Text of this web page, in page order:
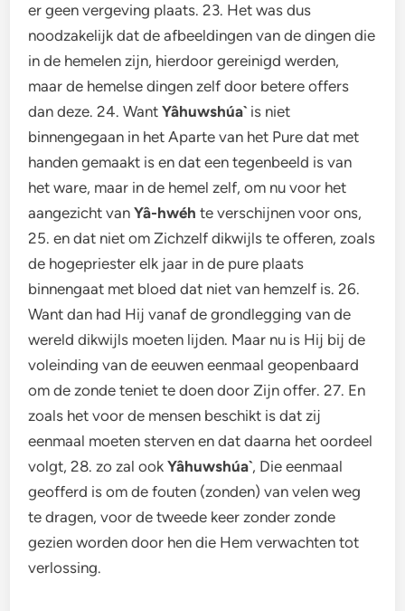
er geen vergeving plaats. 23. Het was dus
noodzakelijk dat de afbeeldingen van de dingen die
in de hemelen zijn, hierdoor gereinigd werden,
maar de hemelse dingen zelf door betere offers
dan deze. 24. WantYâhuwshúa`is niet
binnengegaan in het Aparte van het Pure dat met
handen gemaakt is en dat een tegenbeeld is van
het ware, maar in de hemel zelf, om nu voor het
aangezicht vanYâ-hwéh te verschijnen voor ons,
25. en dat niet om Zichzelf dikwijls te offeren, zoals
de hogepriester elk jaar in de pure plaats
binnengaat met bloed dat niet van hemzelf is. 26.
Want dan had Hij vanaf de grondlegging van de
wereld dikwijls moeten lijden. Maar nu is Hij bij de
voleinding van de eeuwen eenmaal geopenbaard
om de zonde teniet te doen door Zijn offer. 27. En
zoals het voor de mensen beschikt is dat zij
eenmaal moeten sterven en dat daarna het oordeel
volgt, 28. zo zal ookYâhuwshúa`, Die eenmaal
geofferd is om de fouten (zonden) van velen weg
te dragen, voor de tweede keer zonder zonde
gezien worden door hen die Hem verwachten tot
verlossing.